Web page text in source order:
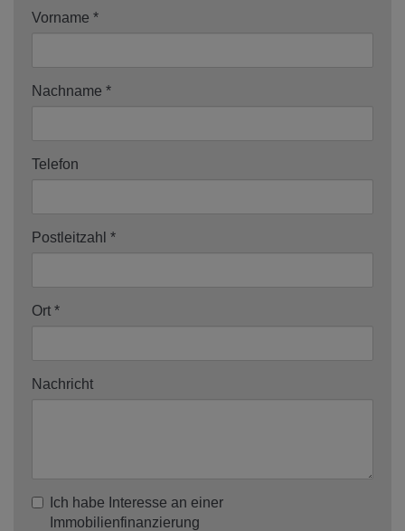
Vorname
Nachname
Telefon
Postleitzahl
Ort
Nachricht
Ich habe Interesse an einer
Immobilienfinanzierung